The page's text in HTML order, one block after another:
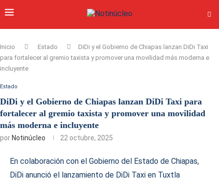
Inicio Estado
DiDi y el Gobierno de Chiapas lanzan DiDi Taxi
para fortalecer al gremio taxista y promover una movilidad más moderna e
incluyente
Estado
DiDi y el Gobierno de Chiapas lanzan DiDi Taxi para
fortalecer al gremio taxista y promover una movilidad
más moderna e incluyente
por Notinúcleo 22 octubre, 2025
En colaboración con el Gobierno del Estado de Chiapas,
DiDi anunció el lanzamiento de DiDi Taxi en Tuxtla